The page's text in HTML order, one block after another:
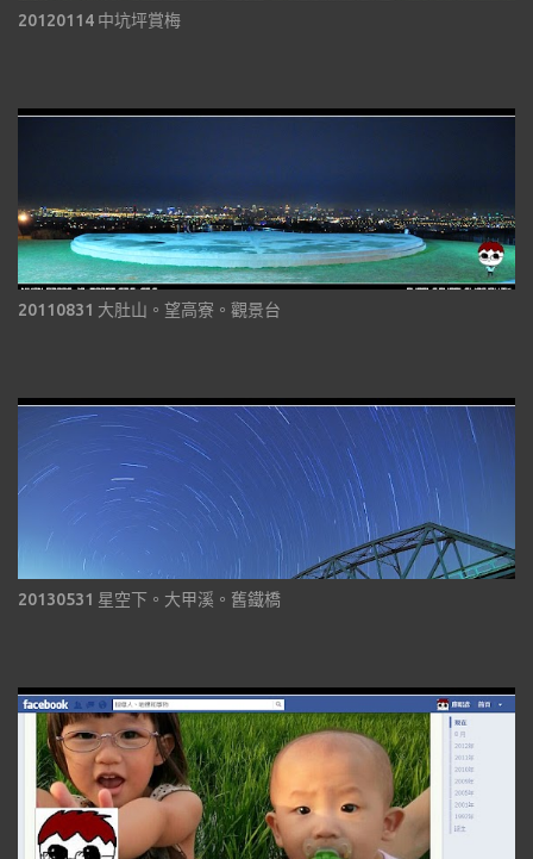
20120114 中坑坪賞梅
20110831 大肚山。望高寮。觀景台
20130531 星空下。大甲溪。舊鐵橋